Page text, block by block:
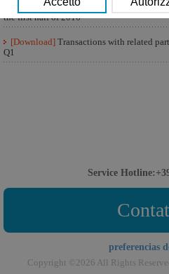
[Download] Transactions with related
the first half of 2016
[Download] Transactions with related
Q1
Service
preferencias
Copyright ©2026 All Rights